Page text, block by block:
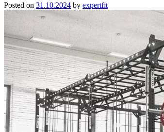
Posted on 31.10.2024 by expertfit